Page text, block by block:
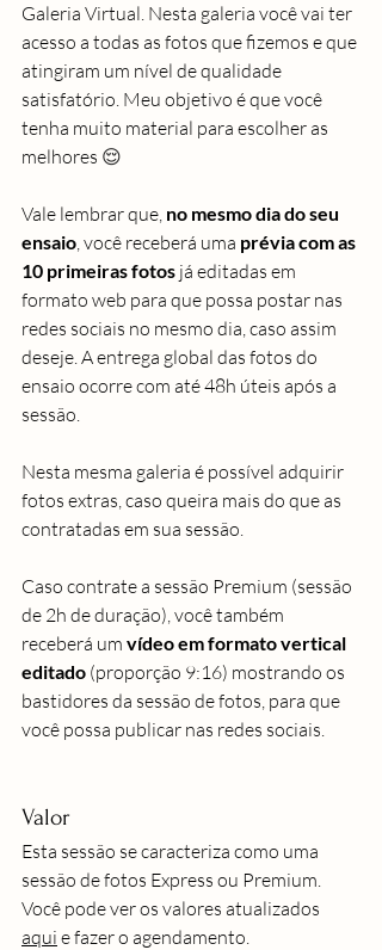
Galeria Virtual. Nesta galeria você vai ter
acesso a todas as fotos que fizemos e que
atingiram um nível de qualidade
satisfatório. Meu objetivo é que você
tenha muito material para escolher as
melhores 😌
Vale lembrar que, no mesmo dia do seu
ensaio, você receberá uma prévia com as
10 primeiras fotos já editadas em
formato web para que possa postar nas
redes sociais no mesmo dia, caso assim
deseje. A entrega global das fotos do
ensaio ocorre com até 48h úteis após a
sessão.
Nesta mesma galeria é possível adquirir
fotos extras, caso queira mais do que as
contratadas em sua sessão.
Caso contrate a sessão Premium (sessão
de 2h de duração), você também
receberá um vídeo em formato vertical
editado (proporção 9:16) mostrando os
bastidores da sessão de fotos, para que
você possa publicar nas redes sociais.
Valor
Esta sessão se caracteriza como uma
sessão de fotos Express ou Premium.
Você pode ver os valores atualizados
aqui e fazer o agendamento.